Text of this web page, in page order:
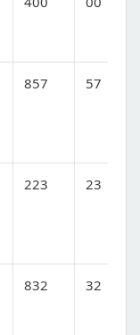
857 57
223 23
832 32